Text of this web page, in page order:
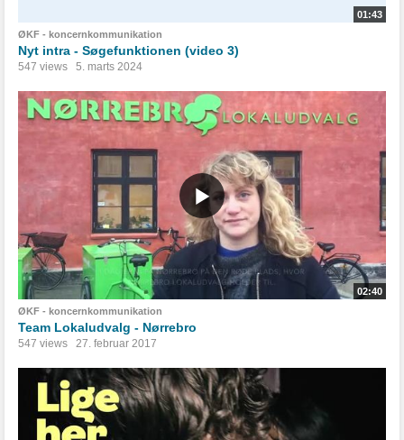
01:43
ØKF - koncernkommunikation
Nyt intra - Søgefunktionen (video 3)
547 views 5. marts 2024
02:40
ØKF - koncernkommunikation
Team Lokaludvalg - Nørrebro
547 views 27. februar 2017